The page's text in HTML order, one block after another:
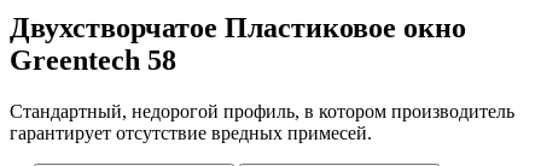
Двухстворчатое Пластиковое окно
Greentech 58
Стандартный, недорогой профиль, в котором производитель
гарантирует отсутствие вредных примесей.